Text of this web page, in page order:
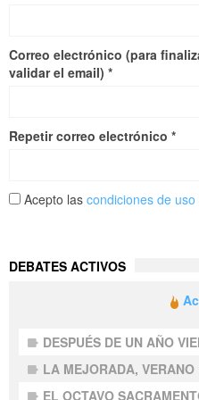
Correo electrónico (para
validar el email) *
Repetir correo electrónico *
Acepto las condiciones de uso
DEBATES ACTIVOS
DESPUÉS DE UN AÑO VIENEN MIS PADRES
LA MEJORADA, VERANO 1960: LA PRIMICIA DE LA
EL OCTAVO